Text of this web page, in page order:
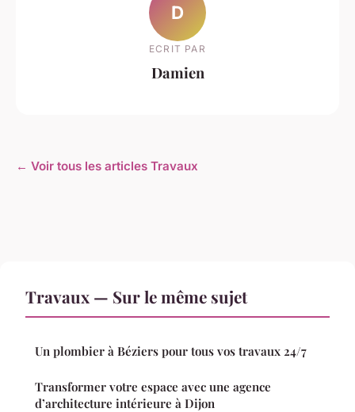
D
ECRIT PAR
Damien
← Voir tous les articles Travaux
Travaux — Sur le même sujet
Un plombier à Béziers pour tous vos travaux 24/7
Transformer votre espace avec une agence
d’architecture intérieure à Dijon